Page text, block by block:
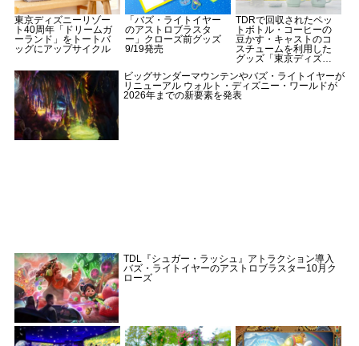
東京ディズニーリゾー
ト40周年「ドリームガ
ーランド」をトートバ
ッグにアップサイクル
「バズ・ライトイヤー
のアストロブラスタ
ー」クローズ前グッズ
9/19発売
TDRで回収されたペッ
トボトル・コーヒーの
豆かす・キャストのコ
スチュームを利用した
グッズ「東京ディズニ
レーティングスマイ
ル」発売
ビッグサンダーマウンテンやバズ・ライトイヤーが
リニューアル ウォルト・ディズニー・ワールドが
2026年までの新要素を発表
TDL『シュガー・ラッシュ』アトラクション導入
バズ・ライトイヤーのアストロブラスター10月ク
ローズ